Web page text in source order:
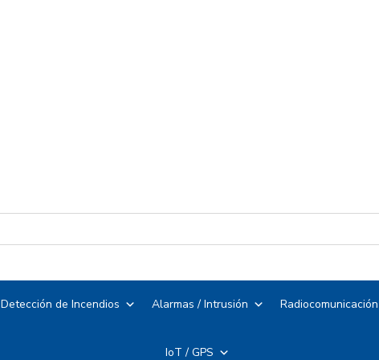
Detección de Incendios Alarmas / Intrusión Radiocomunicación
IoT / GPS